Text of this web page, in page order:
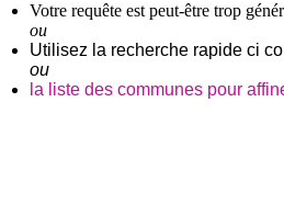
Votre requête est peut-être trop
ou
Utilisez la recherche rapide ci
ou
la liste des communes pour